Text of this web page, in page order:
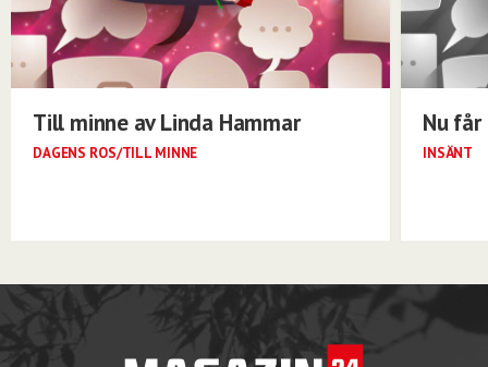
Till minne av Linda Hammar
DAGENS ROS/TILL MINNE
Nu
INSÄNT